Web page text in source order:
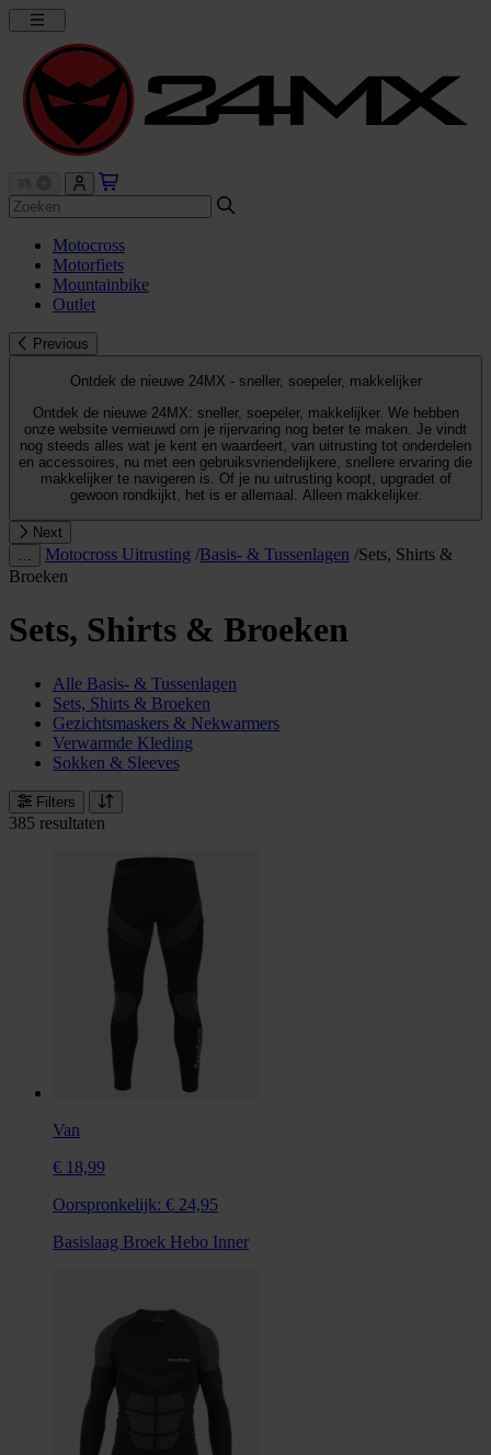
Motocross
Motorfiets
Mountainbike
Outlet
Previous
Ontdek de nieuwe 24MX - sneller, soepeler, makkelijker
Ontdek de nieuwe 24MX: sneller, soepeler, makkelijker. We hebben
onze website vernieuwd om je rijervaring nog beter te maken. Je vindt
nog steeds alles wat je kent en waardeert, van uitrusting tot onderdelen
en accessoires, nu met een gebruiksvriendelijkere, snellere ervaring die
makkelijker te navigeren is. Of je nu uitrusting koopt, upgradet of
gewoon rondkijkt, het is er allemaal. Alleen makkelijker.
Next
Motocross Uitrusting /Basis- & Tussenlagen /Sets, Shirts &
Broeken
Sets, Shirts & Broeken
Alle Basis- & Tussenlagen
Sets, Shirts & Broeken
Gezichtsmaskers & Nekwarmers
Verwarmde Kleding
Sokken & Sleeves
Filters
385 resultaten
Van
€ 18,99
Oorspronkelijk: € 24,95
Basislaag Broek Hebo Inner